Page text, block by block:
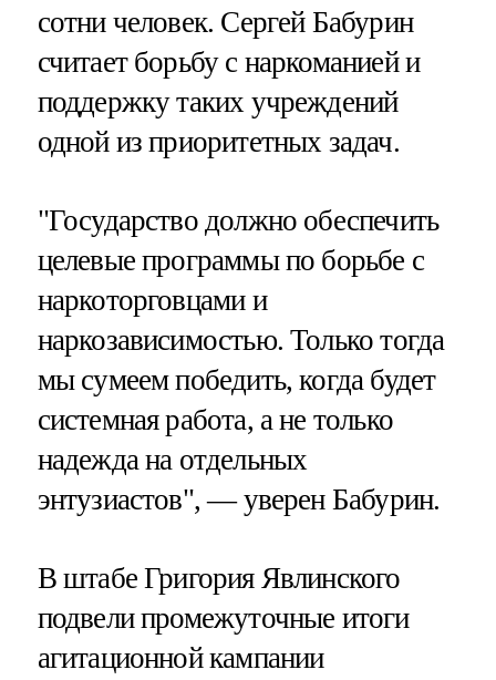
сотни человек. Сергей Бабурин
считает борьбу с наркоманией и
поддержку таких учреждений
одной из приоритетных задач.
"Государство должно обеспечить
целевые программы по борьбе с
наркоторговцами и
наркозависимостью. Только тогда
мы сумеем победить, когда будет
системная работа, а не только
надежда на отдельных
энтузиастов", — уверен Бабурин.
В штабе Григория Явлинского
подвели промежуточные итоги
агитационной кампании